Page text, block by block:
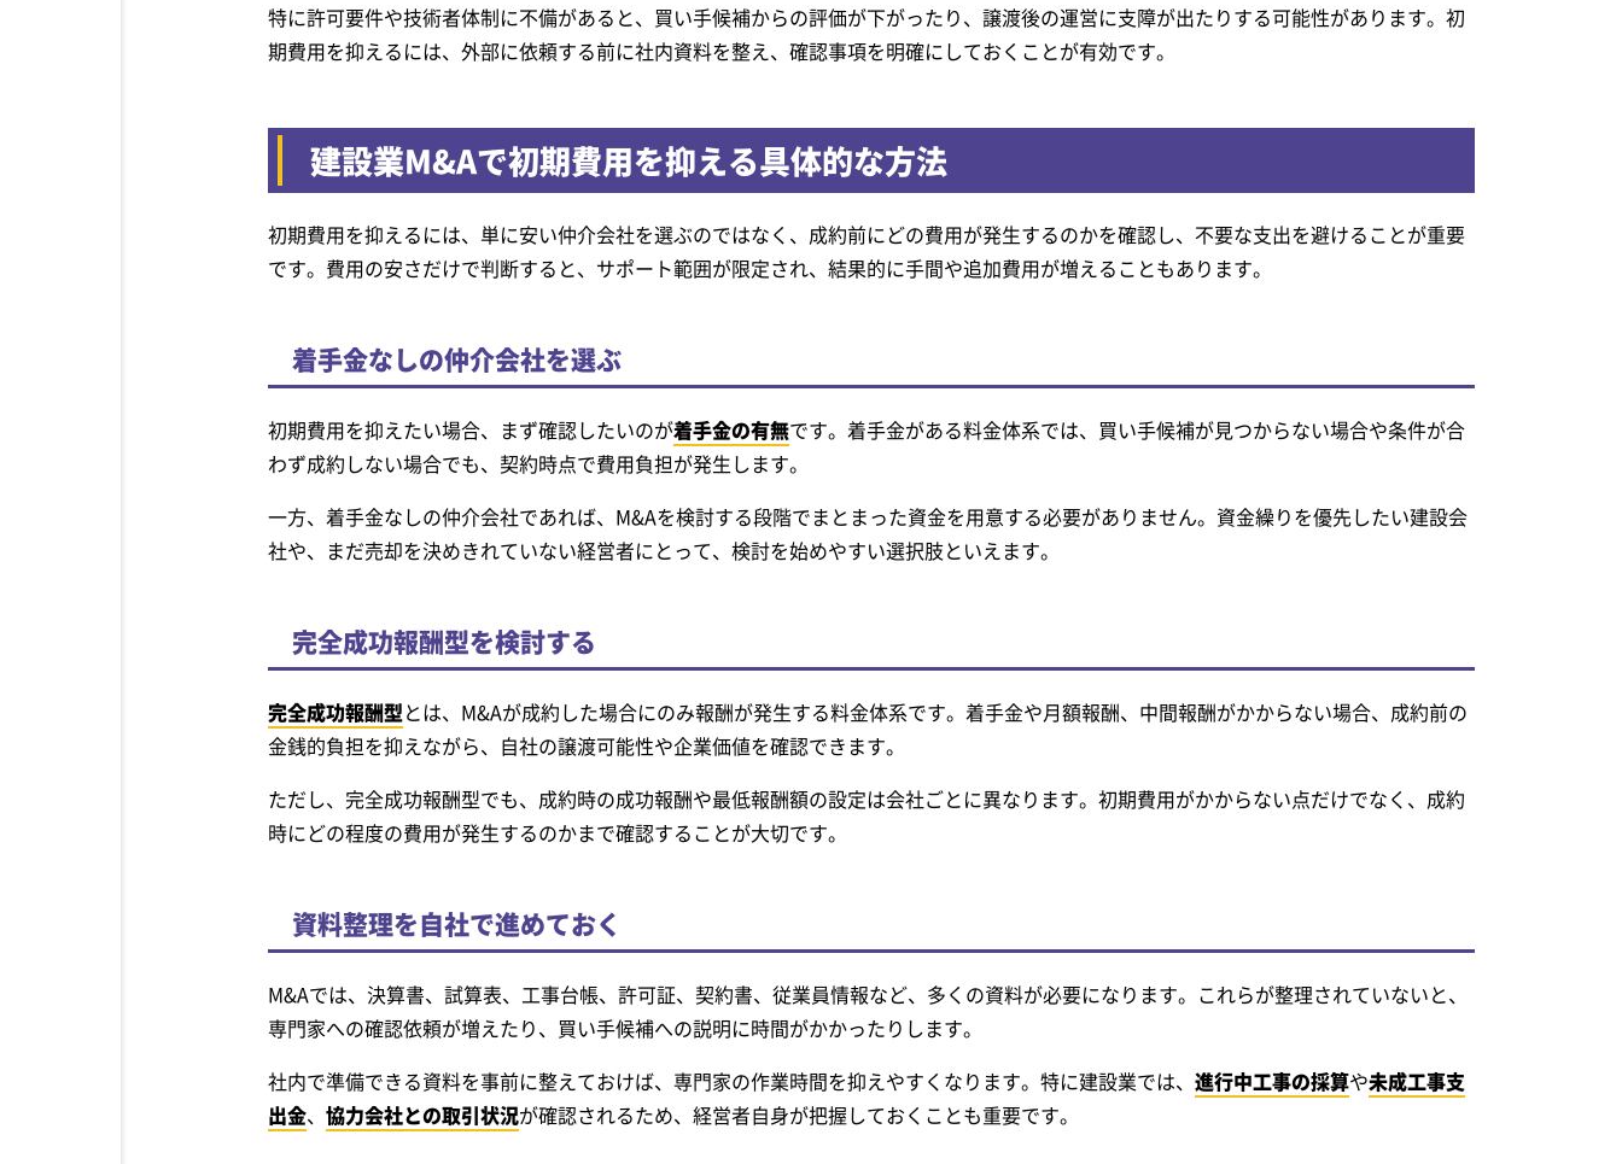
特に許可要件や技術者体制に不備があると、買い手候補からの評価が下がったり、譲渡後の運営に支障が出たりする可能性があります。初
期費用を抑えるには、外部に依頼する前に社内資料を整え、確認事項を明確にしておくことが有効です。
建設業M&Aで初期費用を抑える具体的な方法
初期費用を抑えるには、単に安い仲介会社を選ぶのではなく、成約前にどの費用が発生するのかを確認し、不要な支出を避けることが重要
です。費用の安さだけで判断すると、サポート範囲が限定され、結果的に手間や追加費用が増えることもあります。
着手金なしの仲介会社を選ぶ
初期費用を抑えたい場合、まず確認したいのが着手金の有無です。着手金がある料金体系では、買い手候補が見つからない場合や条件が合
わず成約しない場合でも、契約時点で費用負担が発生します。
一方、着手金なしの仲介会社であれば、M&Aを検討する段階でまとまった資金を用意する必要がありません。資金繰りを優先したい建設会
社や、まだ売却を決めきれていない経営者にとって、検討を始めやすい選択肢といえます。
完全成功報酬型を検討する
完全成功報酬型とは、M&Aが成約した場合にのみ報酬が発生する料金体系です。着手金や月額報酬、中間報酬がかからない場合、成約前の
金銭的負担を抑えながら、自社の譲渡可能性や企業価値を確認できます。
ただし、完全成功報酬型でも、成約時の成功報酬や最低報酬額の設定は会社ごとに異なります。初期費用がかからない点だけでなく、成約
時にどの程度の費用が発生するのかまで確認することが大切です。
資料整理を自社で進めておく
M&Aでは、決算書、試算表、工事台帳、許可証、契約書、従業員情報など、多くの資料が必要になります。これらが整理されていないと、
専門家への確認依頼が増えたり、買い手候補への説明に時間がかかったりします。
社内で準備できる資料を事前に整えておけば、専門家の作業時間を抑えやすくなります。特に建設業では、 進行中工事の採算や未成工事支
出金、 協力会社との取引状況が確認されるため、経営者自身が把握しておくことも重要です。